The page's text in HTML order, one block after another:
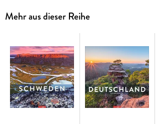
Mehr aus dieser Reihe